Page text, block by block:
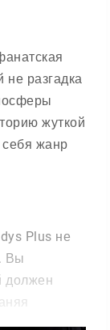
не разгадка
жуткой
себя жанр
Plus не
Вы
должен